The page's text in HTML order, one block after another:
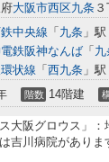
大阪市西区九条
中央線 「 九条 」
鉄阪神なんば 「 九
状線 「 西九条 」
階数 14階建
ス大阪グロウス」
吉川病院があり